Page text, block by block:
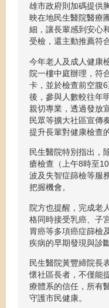
雄市政府則加碼提供
映在地民生醫院醫療
細，讓長輩感到安心
受檢，還主動推薦符
今年老人及成人健康
院一樓中庭辦理，符
卡，並於檢查前空腹
後，參與人數較往年
親切專業，透過發放
民眾等擴大社區宣傳
提升長輩對健康檢查
民生醫院特別指出，
瘡檢查（上午8時至
波及失智症篩檢等服
把握機會。
院方也提醒，完成老
格同時接受乳癌、子
胃癌等多項癌症篩檢
疾病的早期發現與診斷
民生醫院黃豐締院長
懷社區長者，不僅能
療體系的信任，所有
守護市民健康。